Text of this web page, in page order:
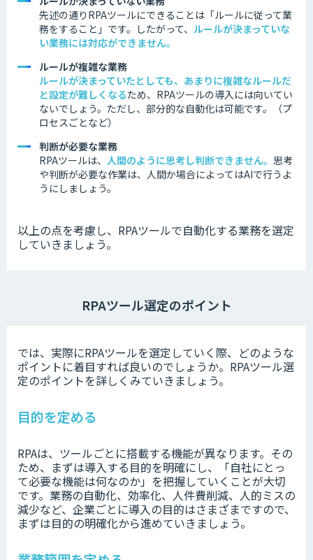
先述の通りRPAツールにできることは「ルールに従って業
務をすること」です。したがって、 ルールが決まっていな
い業務には対応ができません。
ルールが複雑な業務
ルールが決まっていたとしても、あまりに複雑なルールだ
と設定が難しくなるため、RPAツールの導入には向いてい
ないでしょう。ただし、部分的な自動化は可能です。（プ
ロセスごとなど）
判断が必要な業務
RPAツールは、 人間のように思考し判断できません。 思考
や判断が必要な作業は、人間か場合によってはAIで行うよ
うにしましょう。
以上の点を考慮し、RPAツールで自動化する業務を選定
していきましょう。
RPAツール選定のポイント
では、実際にRPAツールを選定していく際、どのような
ポイントに着目すれば良いのでしょうか。RPAツール選
定のポイントを詳しくみていきましょう。
目的を定める
RPAは、ツールごとに搭載する機能が異なります。その
ため、まずは導入する目的を明確にし、「自社にとっ
て必要な機能は何なのか」を把握していくことが大切
です。業務の自動化、効率化、人件費削減、人的ミスの
減少など、企業ごとに導入の目的はさまざまですので、
まずは目的の明確化から進めていきましょう。